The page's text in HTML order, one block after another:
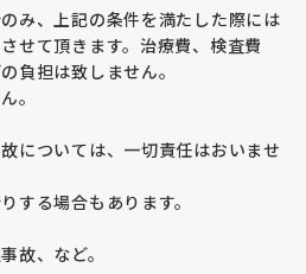
み、上記の条件を満たした際には
せて頂きます。治療費、検査費
負担は致しません。
。
については、一切責任はおいませ
する場合もあります。
故、など。